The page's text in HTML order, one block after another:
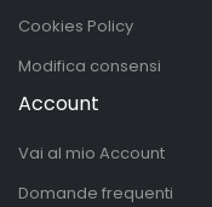
Cookies Policy
Modifica consensi
Account
Vai al mio Account
Domande frequenti